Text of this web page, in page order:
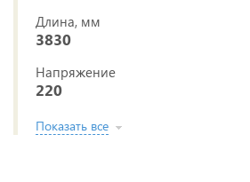
Длина, мм
3830
Напряжение
220
Показать все